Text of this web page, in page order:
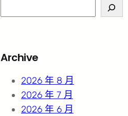
e
c
Archive
2026 年 8 月
2026 年 7 月
2026 年 6 月